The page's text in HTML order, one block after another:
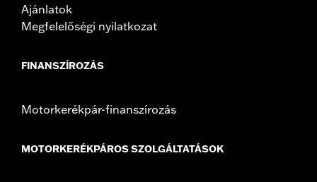
Ajánlatok
Megfelelőségi nyilatkozat
FINANSZÍROZÁS
Motorkerékpár-finanszírozás
MOTORKERÉKPÁROS SZOLGÁLTATÁSOK